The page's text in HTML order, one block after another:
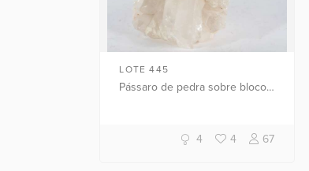
LOTE 445
Pássaro de pedra sobre bloco
dos que tem nas patas da ave).
4 4 67